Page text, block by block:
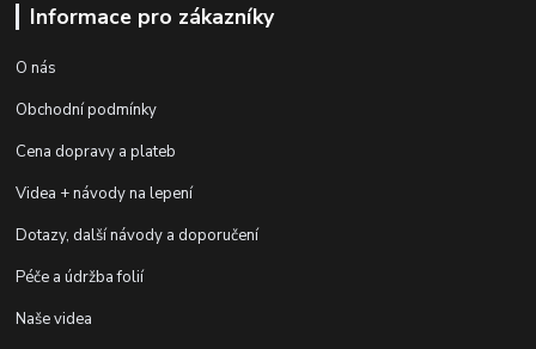
Informace pro zákazníky
O nás
Obchodní podmínky
Cena dopravy a plateb
Videa + návody na lepení
Dotazy, další návody a doporučení
Péče a údržba folií
Naše videa